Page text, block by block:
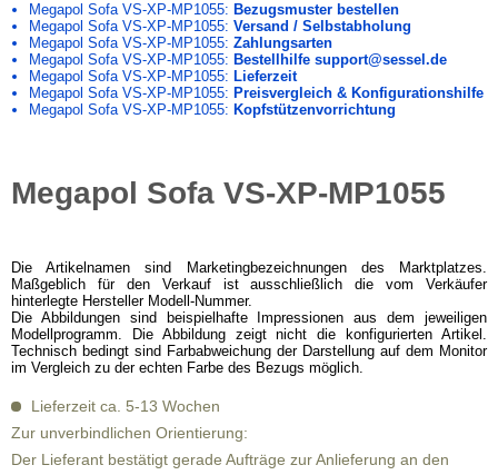
Megapol Sofa VS-XP-MP1055: Bezugsmuster bestellen
Megapol Sofa VS-XP-MP1055: Versand / Selbstabholung
Megapol Sofa VS-XP-MP1055: Zahlungsarten
Megapol Sofa VS-XP-MP1055: Bestellhilfe support@sessel.de
Megapol Sofa VS-XP-MP1055: Lieferzeit
Megapol Sofa VS-XP-MP1055: Preisvergleich & Konfigurationshilfe
Megapol Sofa VS-XP-MP1055: Kopfstützenvorrichtung
Megapol Sofa VS-XP-MP1055
Die Artikelnamen sind Marketingbezeichnungen des Marktplatzes.
Maßgeblich für den Verkauf ist ausschließlich die vom Verkäufer
hinterlegte Hersteller Modell-Nummer.
Die Abbildungen sind beispielhafte Impressionen aus dem jeweiligen
Modellprogramm. Die Abbildung zeigt nicht die konfigurierten Artikel.
Technisch bedingt sind Farbabweichung der Darstellung auf dem Monitor
im Vergleich zu der echten Farbe des Bezugs möglich.
Lieferzeit ca. 5-13 Wochen
Zur unverbindlichen Orientierung:
Der Lieferant bestätigt gerade Aufträge zur Anlieferung an den